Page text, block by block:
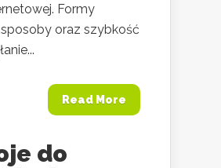
Formy
oraz szybkość
Read More
do